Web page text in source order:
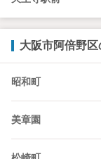
大阪市阿倍野
昭和町
美章園